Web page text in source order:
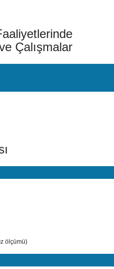
Çalışmalar
ölçümü)